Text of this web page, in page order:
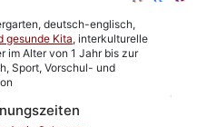
deutsch-englisch,
gesunde Kita, interkulturelle
im Alter von 1 Jahr bis zur
Sport, Vorschul- und